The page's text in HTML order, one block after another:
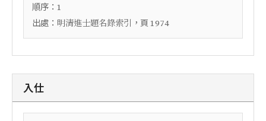
順序： 1
出處： 明清進士題名錄索引 ，頁 1974
入仕